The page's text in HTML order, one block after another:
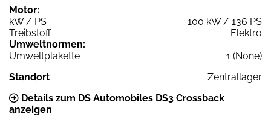
Motor:
kW / PS
100 kW / 136 PS
Treibstoff
Elektro
Umweltnormen:
Umweltplakette
1 (None)
Standort
Zentrallager
Details zum DS Automobiles DS3 Crossback
anzeigen